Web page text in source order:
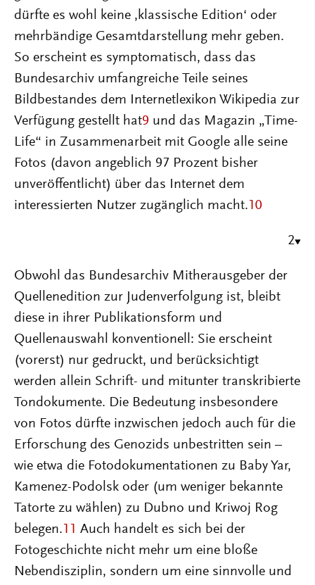
dürfte es wohl keine ‚klassische Edition‘ oder
mehrbändige Gesamtdarstellung mehr geben.
So erscheint es symptomatisch, dass das
Bundesarchiv umfangreiche Teile seines
Bildbestandes dem Internetlexikon Wikipedia zur
Verfügung gestellt hat9 und das Magazin „Time-
Life“ in Zusammenarbeit mit Google alle seine
Fotos (davon angeblich 97 Prozent bisher
unveröffentlicht) über das Internet dem
interessierten Nutzer zugänglich macht. 10
2
Obwohl das Bundesarchiv Mitherausgeber der
Quellenedition zur Judenverfolgung ist, bleibt
diese in ihrer Publikationsform und
Quellenauswahl konventionell: Sie erscheint
(vorerst) nur gedruckt, und berücksichtigt
werden allein Schrift- und mitunter transkribierte
Tondokumente. Die Bedeutung insbesondere
von Fotos dürfte inzwischen jedoch auch für die
Erforschung des Genozids unbestritten sein –
wie etwa die Fotodokumentationen zu Baby Yar,
Kamenez-Podolsk oder (um weniger bekannte
Tatorte zu wählen) zu Dubno und Kriwoj Rog
belegen. 11 Auch handelt es sich bei der
Fotogeschichte nicht mehr um eine bloße
Nebendisziplin, sondern um eine sinnvolle und